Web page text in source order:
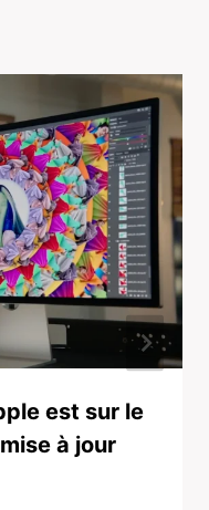
est sur le
à jour